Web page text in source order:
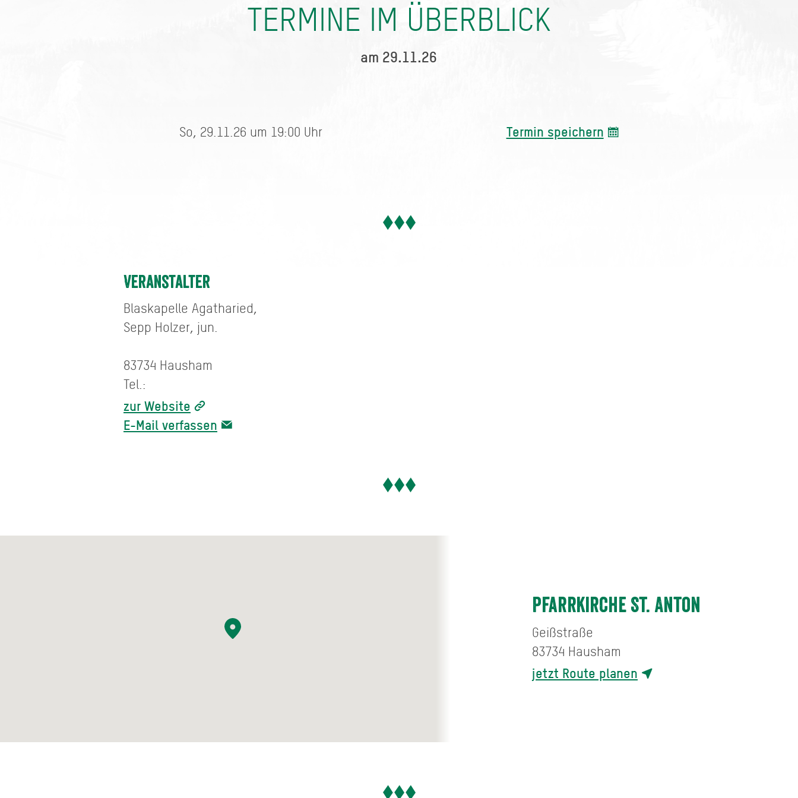
TERMINE IM ÜBERBLICK
am 29.11.26
So, 29.11.26 um 19:00 Uhr Termin speichern
Veranstalter
Blaskapelle Agatharied,
Sepp Holzer, jun.
83734 Hausham
Tel.:
zur Website
E-Mail verfassen
Pfarrkirche St. Anton
Geißstraße
83734 Hausham
jetzt Route planen